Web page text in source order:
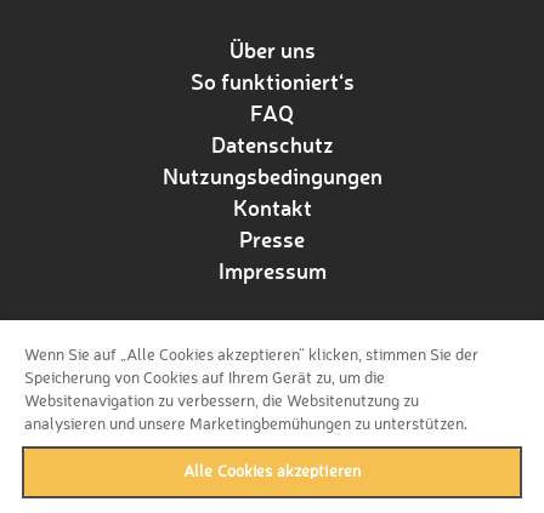
Über uns
So funktioniert‘s
FAQ
Datenschutz
Nutzungsbedingungen
Kontakt
Presse
Impressum
Folge uns!
Wenn Sie auf „Alle Cookies akzeptieren“ klicken, stimmen Sie der
Speicherung von Cookies auf Ihrem Gerät zu, um die
Websitenavigation zu verbessern, die Websitenutzung zu
analysieren und unsere Marketingbemühungen zu unterstützen.
Alle Cookies akzeptieren